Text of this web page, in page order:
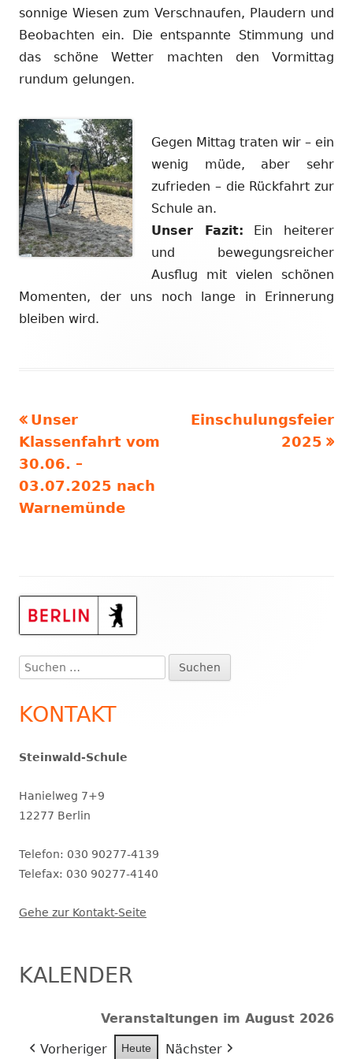
sonnige Wiesen zum Verschnaufen, Plaudern und
Beobachten ein. Die entspannte Stimmung und
das schöne Wetter machten den Vormittag
rundum gelungen.
Gegen Mittag traten wir – ein
wenig müde, aber sehr
zufrieden – die Rückfahrt zur
Schule an.
Unser Fazit: Ein heiterer
und bewegungsreicher
Ausflug mit vielen schönen
Momenten, der uns noch lange in Erinnerung
bleiben wird.
Beitragsnavigation
Vorheriger
Beitrag:
Unser
Klassenfahrt vom
30.06. –
03.07.2025 nach
Warnemünde
Nächster
Einschulungsfeier
2025
Haupt-
Suchen
nach:
KONTAKT
Steinwald-Schule
Hanielweg 7+9
12277 Berlin
Telefon: 030 90277-4139
Telefax: 030 90277-4140
Gehe zur Kontakt-Seite
KALENDER
Veranstaltungen im August 2026
Vorheriger Heute
Nächster